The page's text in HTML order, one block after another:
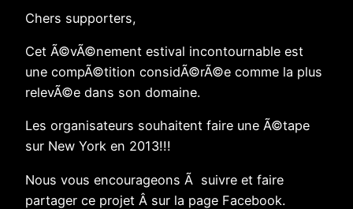
Chers supporters,
Cet Ã©vÃ©nement estival incontournable est
une compÃ©tition considÃ©rÃ©e comme la plus
relevÃ©e dans son domaine.
Les organisateurs souhaitent faire une Ã©tape
sur New York en 2013!!!
Nous vous encourageons Ã suivre et faire
partager ce projet Â sur la page Facebook.